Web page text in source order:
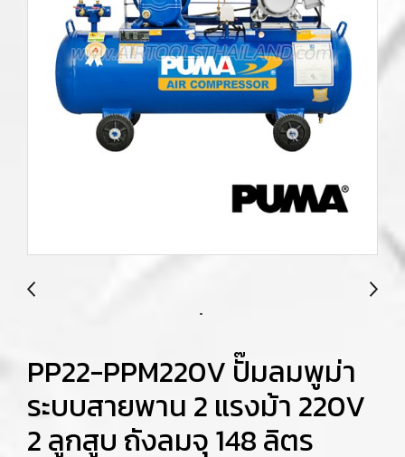
PP22-PPM220V ปั๊มลมพูม่า
ระบบสายพาน 2 แรงม้า 220V
2 ลูกสูบ ถังลมจุ 148 ลิตร